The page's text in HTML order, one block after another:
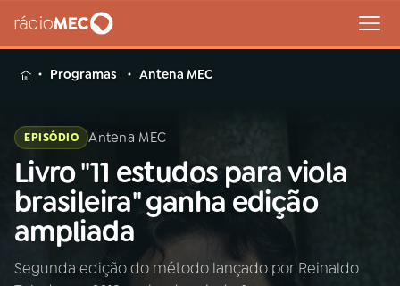
MENU
Buscar
na
Rádio
MEC
Buscar
Início AO VIVO
Programas Antena MEC
EPISÓDIO Antena MEC
Livro "11 estudos para viola
brasileira" ganha edição
ampliada
Segunda edição do método lançado por Reinaldo